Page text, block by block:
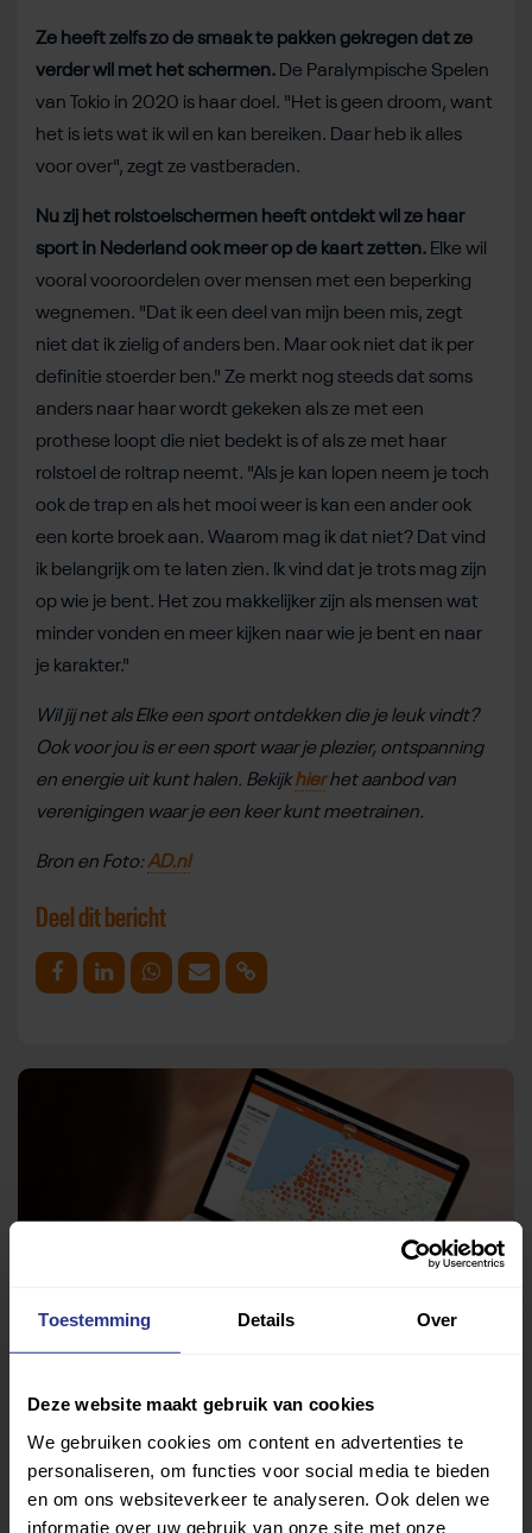
Toestemming Details Over
Deze website maakt gebruik van cookies
We gebruiken cookies om content en advertenties te
personaliseren, om functies voor social media te bieden
en om ons websiteverkeer te analyseren. Ook delen we
informatie over uw gebruik van onze site met onze
Ze heeft zelfs zo de smaak te pakken gekregen dat ze
verder wil met het schermen. De Paralympische Spelen
van Tokio in 2020 is haar doel. "Het is geen droom, want
het is iets wat ik wil en kan bereiken. Daar heb ik alles
voor over", zegt ze vastberaden.
Nu zij het rolstoelschermen heeft ontdekt wil ze haar
sport in Nederland ook meer op de kaart zetten. Elke wil
vooral vooroordelen over mensen met een beperking
wegnemen. "Dat ik een deel van mijn been mis, zegt
niet dat ik zielig of anders ben. Maar ook niet dat ik per
definitie stoerder ben." Ze merkt nog steeds dat soms
anders naar haar wordt gekeken als ze met een
prothese loopt die niet bedekt is of als ze met haar
rolstoel de roltrap neemt. "Als je kan lopen neem je toch
ook de trap en als het mooi weer is kan een ander ook
een korte broek aan. Waarom mag ik dat niet? Dat vind
ik belangrijk om te laten zien. Ik vind dat je trots mag zijn
op wie je bent. Het zou makkelijker zijn als mensen wat
minder vonden en meer kijken naar wie je bent en naar
je karakter."
Wil jij net als Elke een sport ontdekken die je leuk vindt?
Ook voor jou is er een sport waar je plezier, ontspanning
en energie uit kunt halen. Bekijkhierhet aanbod van
verenigingen waar je een keer kunt meetrainen.
Bron en Foto:AD.nl
Deel dit bericht
Deel op Facebook
Deel op LinkedinDeel op Whatsapp
Mail link Kopieer link
Vind jouw sport